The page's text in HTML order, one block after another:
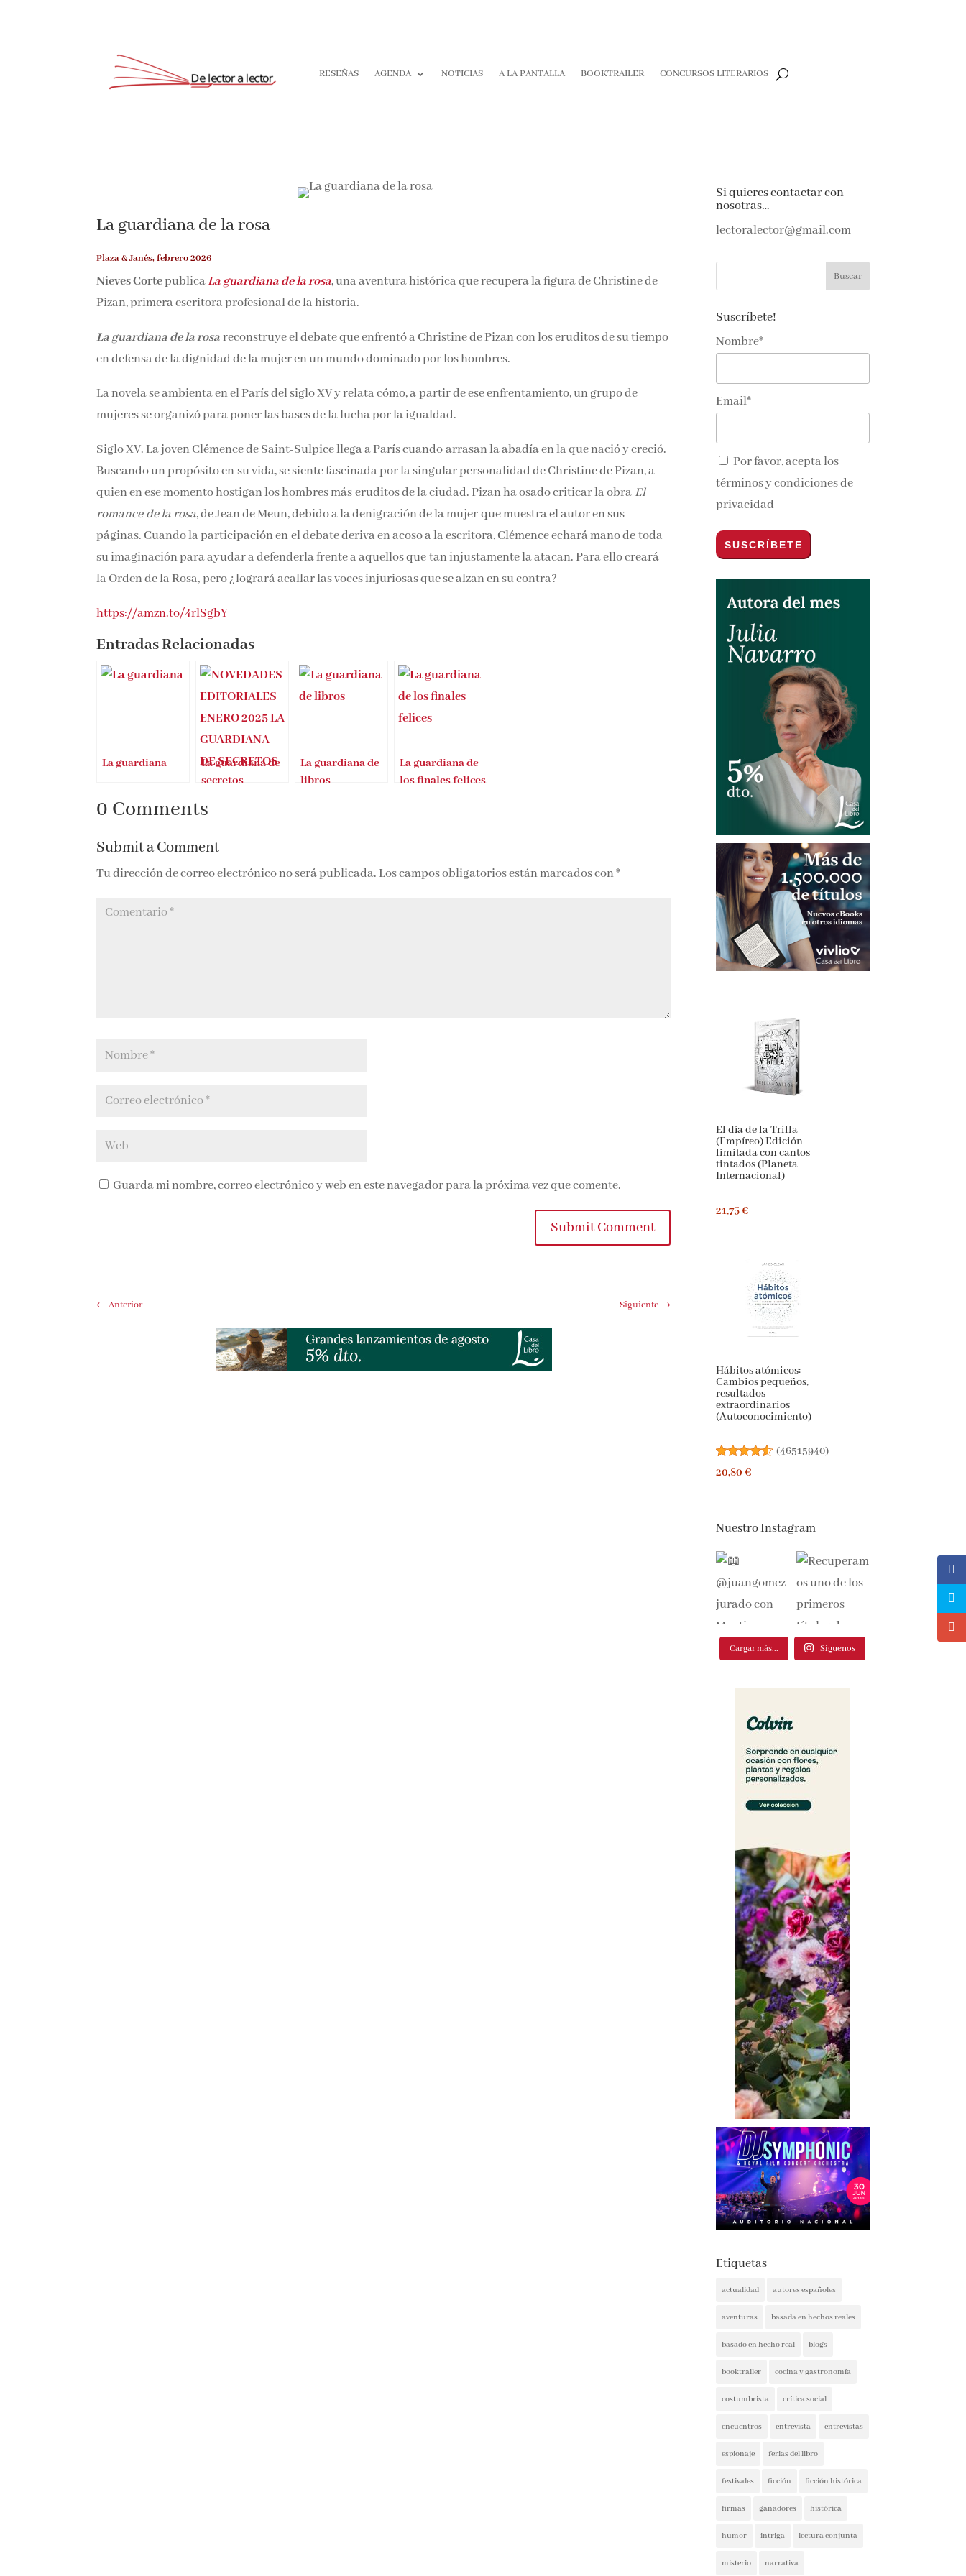
RESEÑAS AGENDA NOTICIAS A LA PANTALLA BOOKTRAILER CONCURSOS LITERARIOS
La guardiana de la rosa
Plaza & Janés, febrero 2026
Nieves CortepublicaLa guardiana de la rosa,una aventura histórica que recupera la figura de Christine de
Pizan, primera escritora profesional de la historia.
La guardiana de la rosareconstruye el debate que enfrentó a Christine de Pizan con los eruditos de su tiempo
en defensa de la dignidad de la mujer en un mundo dominado por los hombres.
La novela se ambienta en el París del siglo XV y relata cómo, a partir de ese enfrentamiento, un grupo de
mujeres se organizó para poner las bases de la lucha por la igualdad.
Siglo XV. La joven Clémence de Saint-Sulpice llega a París cuando arrasan la abadía en la que nació y creció.
Buscando un propósito en su vida, se siente fascinada por la singular personalidad de Christine de Pizan, a
quien en ese momento hostigan los hombres más eruditos de la ciudad. Pizan ha osado criticar la obra El
romancede la rosa, de Jean de Meun, debido a la denigración de la mujer que muestra el autor en sus
páginas. Cuando la participación en el debate deriva en acoso a la escritora, Clémence echará mano de toda
su imaginación para ayudar a defenderla frente a aquellos que tan injustamente la atacan. Para ello creará
la Orden de la Rosa, pero ¿logrará acallar las voces injuriosas que se alzan en su contra?
https://amzn.to/4rlSgbY
Entradas Relacionadas
La guardiana
La guardiana de
secretos
La guardiana de
libros
La guardiana de
los finales felices
0 Comments
Submit a Comment
Tu dirección de correo electrónico no será publicada. Los campos obligatorios están marcados con*
Guarda mi nombre, correo electrónico y web en este navegador para la próxima vez que comente.
Submit Comment
←Anterior Siguiente→
Si quieres contactar con
nosotras…
lectoralector@gmail.com
Suscríbete!
Nombre*
Email*
Por favor, acepta los
términos y condiciones de
privacidad
El día de la Trilla
(Empíreo) Edición
limitada con cantos
tintados (Planeta
Internacional)
21,75 €
Hábitos atómicos:
Cambios pequeños,
resultados
extraordinarios
(Autoconocimiento)
(46515940)
20,80 €
Nuestro Instagram
Cargar más... Síguenos
Etiquetas
actualidad autores españoles
aventuras basada en hechos reales
basado en hecho real blogs
booktrailer cocina y gastronomía
costumbrista crítica social
encuentros entrevista entrevistas
espionaje ferias del libro
festivales ficción ficción histórica
firmas ganadores histórica
humor intriga lectura conjunta
misterio narrativa